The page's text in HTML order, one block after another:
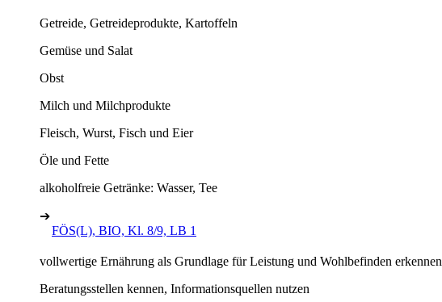
Getreide, Getreideprodukte, Kartoffeln
Gemüse und Salat
Obst
Milch und Milchprodukte
Fleisch, Wurst, Fisch und Eier
Öle und Fette
alkoholfreie Getränke: Wasser, Tee
➔
FÖS(L), BIO, Kl. 8/9, LB 1
vollwertige Ernährung als Grundlage für Leistung und Wohlbefinden erkennen
Beratungsstellen kennen, Informationsquellen nutzen